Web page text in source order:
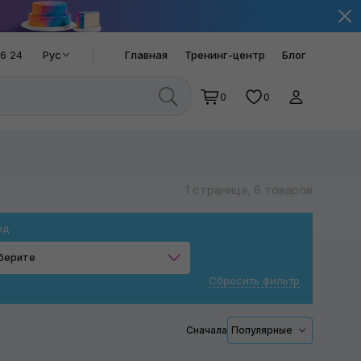
24 Рус Главная Тренинг-центр Блог
0 0
1 страница, 6 товаров
Сбросить фильтр
Сначала Популярные